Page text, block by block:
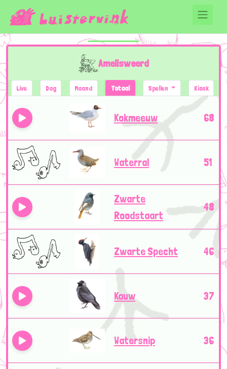
Amelisweerd
Live Dag Maand Totaal Spellen Kiosk
Kokmeeuw 68
Waterral 51
Zwarte
Roodstaart
48
Zwarte Specht 46
Kauw 37
Watersnip 36